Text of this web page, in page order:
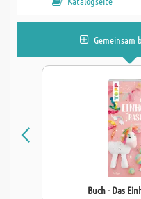
Gemeinsam
Buch - Das